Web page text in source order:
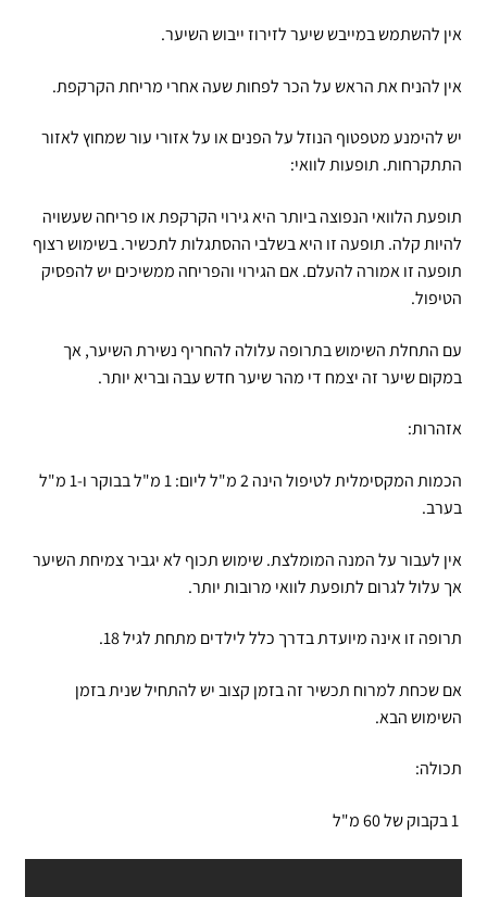
אין להשתמש במייבש שיער לזירוז ייבוש השיער.
אין להניח את הראש על הכר לפחות שעה אחרי מריחת הקרקפת.
יש להימנע מטפטוף הנוזל על הפנים או על אזורי עור שמחוץ לאזור
התתקרחות. תופעות לוואי:
תופעת הלוואי הנפוצה ביותר היא גירוי הקרקפת או פריחה שעשויה
להיות קלה. תופעה זו היא בשלבי ההסתגלות לתכשיר. בשימוש רצוף
תופעה זו אמורה להעלם. אם הגירוי והפריחה ממשיכים יש להפסיק
הטיפול.
עם התחלת השימוש בתרופה עלולה להחריף נשירת השיער, אך
במקום שיער זה יצמח די מהר שיער חדש עבה ובריא יותר.
אזהרות:
הכמות המקסימלית לטיפול הינה 2 מ"ל ליום: 1 מ"ל בבוקר ו-1 מ"ל
בערב.
אין לעבור על המנה המומלצת. שימוש תכוף לא יגביר צמיחת השיער
אך עלול לגרום לתופעת לוואי מרובות יותר.
תרופה זו אינה מיועדת בדרך כלל לילדים מתחת לגיל 18.
אם שכחת למרוח תכשיר זה בזמן קצוב יש להתחיל שנית בזמן
השימוש הבא.
תכולה: